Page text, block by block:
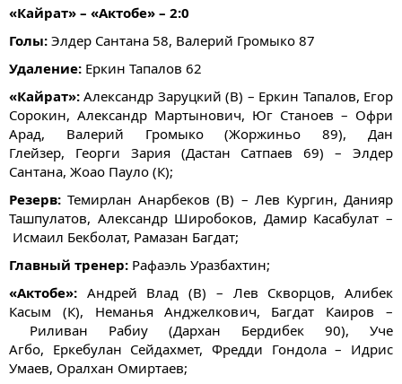
«Кайрат» – «Актобе» – 2:0
Голы: Элдер Сантана 58, Валерий Громыко 87
Удаление: Еркин Тапалов 62
«Кайрат»:Александр Заруцкий (В) – Еркин Тапалов, Егор
Сорокин, Александр Мартынович, Юг Станоев – Офри
Арад, Валерий Громыко (Жоржиньо 89), Дан
Глейзер, Георги Зария (Дастан Сатпаев 69) – Элдер
Сантана, Жоао Пауло (К);
Резерв:Темирлан Анарбеков (В) – Лев Кургин, Данияр
Ташпулатов, Александр Широбоков, Дамир Касабулат –
Исмаил Бекболат, Рамазан Багдат;
Главный тренер: Рафаэль Уразбахтин;
«Актобе»: Андрей Влад (В) – Лев Скворцов, Алибек
Касым (К), Неманья Анджелкович, Багдат Каиров –
Риливан Рабиу (Дархан Бердибек 90), Уче
Агбо, Еркебулан Сейдахмет, Фредди Гондола – Идрис
Умаев, Оралхан Омиртаев;